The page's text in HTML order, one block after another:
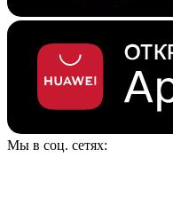
Мы в соц. сетях: